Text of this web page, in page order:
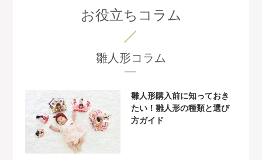
お役立ちコラム
雛人形コラム
雛人形購入前に知っておき
たい！雛人形の種類と選び
方ガイド